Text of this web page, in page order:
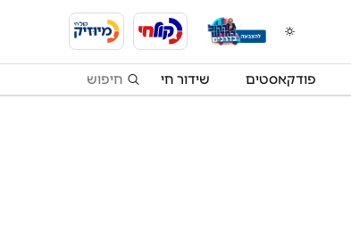
פודקאסטים שידור חי